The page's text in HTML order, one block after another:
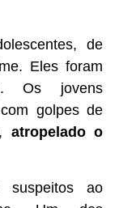
de
Eles foram
Os jovens
golpes de
atropelado o
suspeitos ao